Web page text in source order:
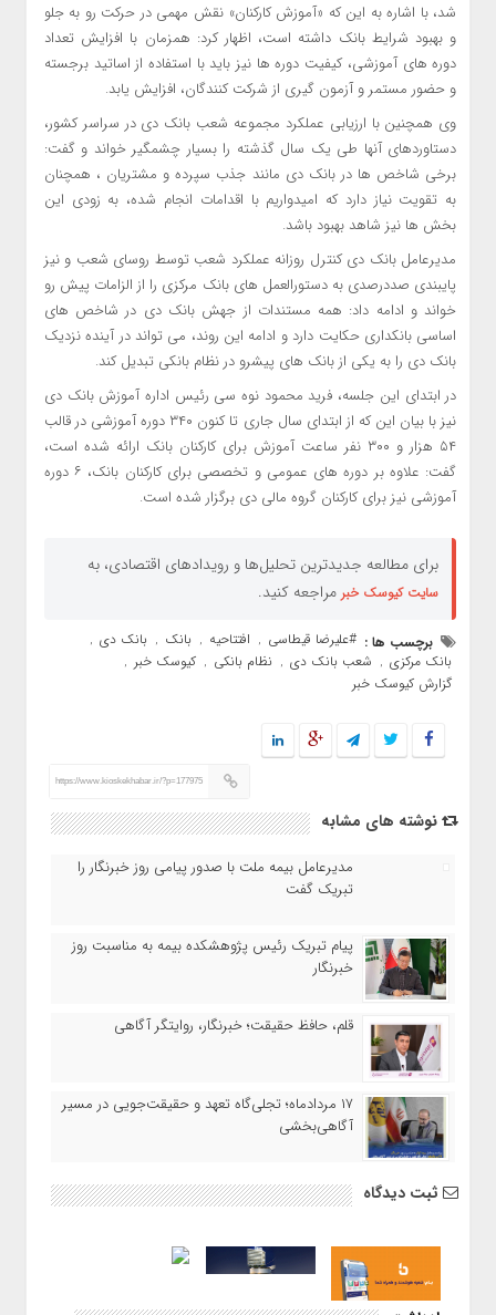
شد، با اشاره به این که «آموزش کارکنان» نقش مهمی در حرکت رو به جلو
و بهبود شرایط بانک داشته است، اظهار کرد: همزمان با افزایش تعداد
دوره های آموزشی، کیفیت دوره ها نیز باید با استفاده از اساتید برجسته
و حضور مستمر و آزمون گیری از شرکت کنندگان، افزایش یابد.
وی همچنین با ارزیابی عملکرد مجموعه شعب بانک دی در سراسر کشور،
دستاوردهای آنها طی یک سال گذشته را بسیار چشمگیر خواند و گفت:
برخی شاخص ها در بانک دی مانند جذب سپرده و مشتریان ، همچنان
به تقویت نیاز دارد که امیدواریم با اقدامات انجام شده، به زودی این
بخش ها نیز شاهد بهبود باشد.
مدیرعامل بانک دی کنترل روزانه عملکرد شعب توسط روسای شعب و نیز
پایبندی صددرصدی به دستورالعمل های بانک مرکزی را از الزامات پیش رو
خواند و ادامه داد: همه مستندات از جهش بانک دی در شاخص های
اساسی بانکداری حکایت دارد و ادامه این روند، می تواند در آینده نزدیک
بانک دی را به یکی از بانک های پیشرو در نظام بانکی تبدیل کند.
در ابتدای این جلسه، فرید محمود نوه سی رئیس اداره آموزش بانک دی
نیز با بیان این که از ابتدای سال جاری تا کنون ۳۴۰ دوره آموزشی در قالب
۵۴ هزار و ۳۰۰ نفر ساعت آموزش برای کارکنان بانک ارائه شده است،
گفت: علاوه بر دوره های عمومی و تخصصی برای کارکنان بانک، ۶ دوره
آموزشی نیز برای کارکنان گروه مالی دی برگزار شده است.
برای مطالعه جدیدترین تحلیل‌ها و رویدادهای اقتصادی، به
سایت کیوسک خبر مراجعه کنید.
برچسب ها : #علیرضا قیطاسی , افتتاحیه , بانک , بانک دی ,
بانک مرکزی , شعب بانک دی , نظام بانکی , کیوسک خبر ,
گزارش کیوسک خبر
https://www.kioskekhabar.ir/?p=177975
نوشته های مشابه
مدیرعامل بیمه ملت با صدور پیامی روز خبرنگار را
تبریک گفت
پیام تبریک رئیس پژوهشکده بیمه به مناسبت روز
خبرنگار
قلم، حافظ حقیقت؛ خبرنگار، روایتگر آگاهی
۱۷ مردادماه‌؛ تجلی‌گاه تعهد و حقیقت‌جویی در مسیر
آگاهی‌بخشی
ثبت دیدگاه